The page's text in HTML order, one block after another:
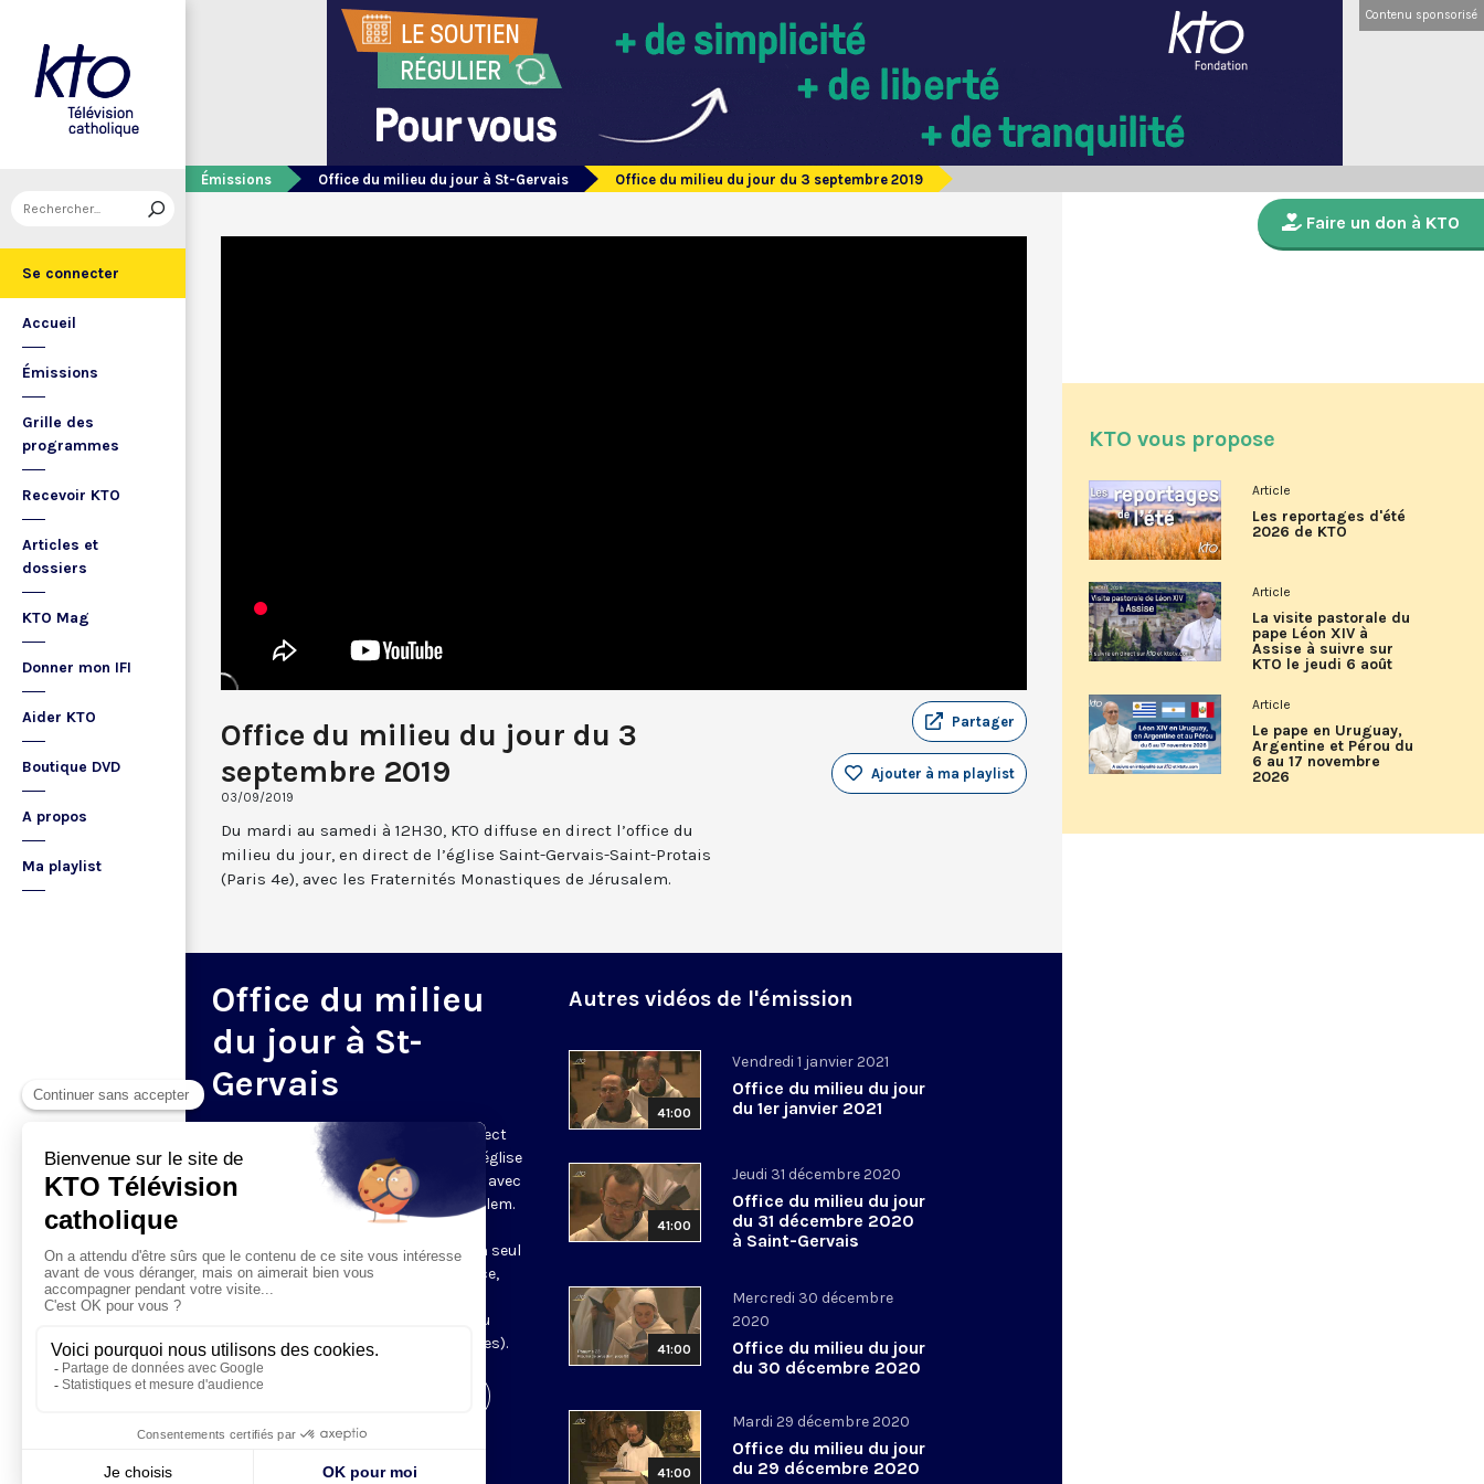
Se connecter
Accueil
Émissions
Grille des
programmes
Recevoir KTO
Articles et
dossiers
KTO Mag
Donner mon IFI
Aider KTO
Boutique DVD
A propos
Ma playlist
Contenu sponsorisé
Émissions Office du milieu du jour à St-Gervais Office du milieu du jour du 3 septembre 2019
Office du milieu du jour du 3
septembre 2019
03/09/2019
Partager
Ajouter à ma playlist
Du mardi au samedi à 12H30, KTO diffuse en direct l’office du
milieu du jour, en direct de l’église Saint-Gervais-Saint-Protais
(Paris 4e), avec les Fraternités Monastiques de Jérusalem.
Office du milieu
du jour à St-
Gervais
Du mardi au samedi, KTO diffuse en direct
l’office du milieu du jour, en direct de l’église
Saint-Gervais-Saint-Protais (Paris 4e), avec
les Fraternités Monastiques de Jérusalem.
L’Office du Milieu du Jour regroupe, en
particulier, «au milieu du jour» et en un seul
office, les heures monastiques de Tierce,
Sexte et None. Il permet à l’Église de
retrouver son Seigneur entre l’office du
matin (Laudes) et l’office du soir (Vêpres).
Autres vidéos de l'émission
41:00
Vendredi 1 janvier 2021
Office du milieu du jour
du 1er janvier 2021
41:00
Jeudi 31 décembre 2020
Office du milieu du jour
du 31 décembre 2020
à Saint-Gervais
41:00
Mercredi 30 décembre
2020
Office du milieu du jour
du 30 décembre 2020
41:00
Mardi 29 décembre 2020
Office du milieu du jour
du 29 décembre 2020
Faire un don à KTO
KTO vous propose
Article
Les reportages d'été
2026 de KTO
Article
La visite pastorale du
pape Léon XIV à
Assise à suivre sur
KTO le jeudi 6 août
Article
Le pape en Uruguay,
Argentine et Pérou du
6 au 17 novembre
2026